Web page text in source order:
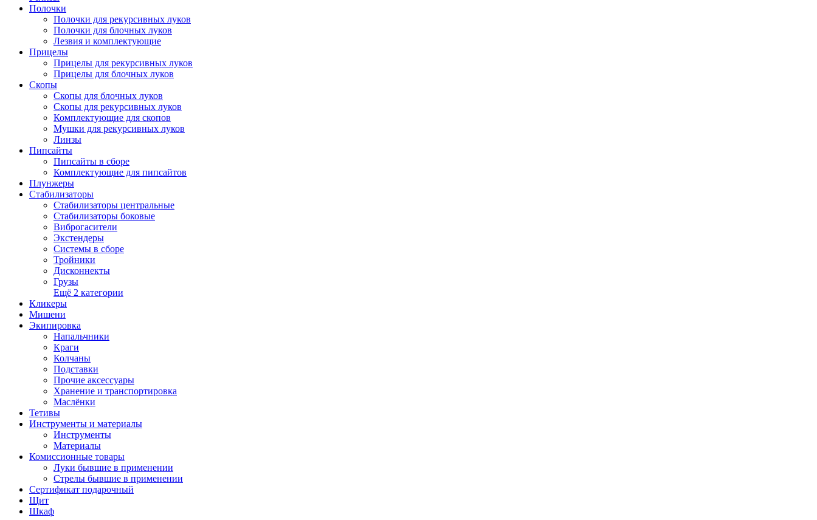
Полочки
Полочки для рекурсивных луков
Полочки для блочных луков
Лезвия и комплектующие
Прицелы
Прицелы для рекурсивных луков
Прицелы для блочных луков
Скопы
Скопы для блочных луков
Скопы для рекурсивных луков
Комплектующие для скопов
Мушки для рекурсивных луков
Линзы
Пипсайты
Пипсайты в сборе
Комплектующие для пипсайтов
Плунжеры
Стабилизаторы
Стабилизаторы центральные
Стабилизаторы боковые
Виброгасители
Экстендеры
Системы в сборе
Тройники
Дисконнекты
Грузы
Ещё 2 категории
Кликеры
Мишени
Экипировка
Напальчники
Краги
Колчаны
Подставки
Прочие аксессуары
Хранение и транспортировка
Маслёнки
Тетивы
Инструменты и материалы
Инструменты
Материалы
Комиссионные товары
Луки бывшие в применении
Стрелы бывшие в применении
Сертификат подарочный
Щит
Шкаф